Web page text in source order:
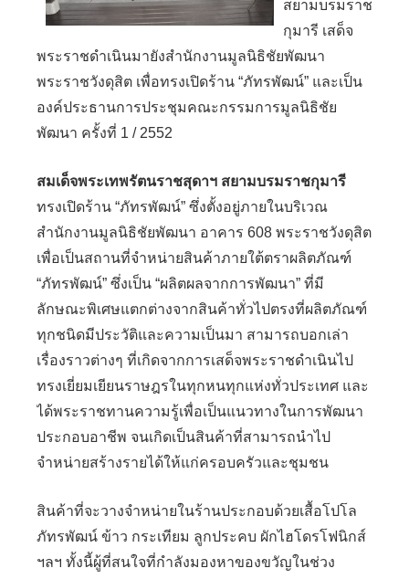
สยามบรมราช
กุมารี เสด็จ
พระราชดำเนินมายังสำนักงานมูลนิธิชัยพัฒนา
พระราชวังดุสิต เพื่อทรงเปิดร้าน “ภัทรพัฒน์” และเป็น
องค์ประธานการประชุมคณะกรรมการมูลนิธิชัย
พัฒนา ครั้งที่ 1 / 2552
สมเด็จพระเทพรัตนราชสุดาฯ สยามบรมราชกุมารี
ทรงเปิดร้าน “ภัทรพัฒน์” ซึ่งตั้งอยู่ภายในบริเวณ
สำนักงานมูลนิธิชัยพัฒนา อาคาร 608 พระราชวังดุสิต
เพื่อเป็นสถานที่จำหน่ายสินค้าภายใต้ตราผลิตภัณฑ์
“ภัทรพัฒน์” ซึ่งเป็น “ผลิตผลจากการพัฒนา” ที่มี
ลักษณะพิเศษแตกต่างจากสินค้าทั่วไปตรงที่ผลิตภัณฑ์
ทุกชนิดมีประวัติและความเป็นมา สามารถบอกเล่า
เรื่องราวต่างๆ ที่เกิดจากการเสด็จพระราชดำเนินไป
ทรงเยี่ยมเยียนราษฎรในทุกหนทุกแห่งทั่วประเทศ และ
ได้พระราชทานความรู้เพื่อเป็นแนวทางในการพัฒนา
ประกอบอาชีพ จนเกิดเป็นสินค้าที่สามารถนำไป
จำหน่ายสร้างรายได้ให้แก่ครอบครัวและชุมชน
สินค้าที่จะวางจำหน่ายในร้านประกอบด้วยเสื้อโปโล
ภัทรพัฒน์ ข้าว กระเทียม ลูกประคบ ผักไฮโดรโฟนิกส์
ฯลฯ ทั้งนี้ผู้ที่สนใจที่กำลังมองหาของขวัญในช่วง